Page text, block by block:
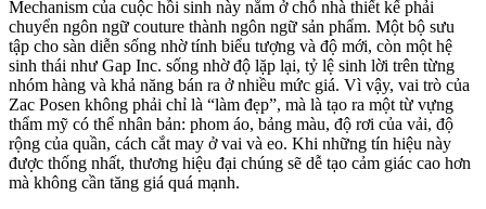
Mechanism của cuộc hồi sinh này nằm ở chỗ nhà thiết kế phải
chuyển ngôn ngữ couture thành ngôn ngữ sản phẩm. Một bộ sưu
tập cho sàn diễn sống nhờ tính biểu tượng và độ mới, còn một hệ
sinh thái như Gap Inc. sống nhờ độ lặp lại, tỷ lệ sinh lời trên từng
nhóm hàng và khả năng bán ra ở nhiều mức giá. Vì vậy, vai trò của
Zac Posen không phải chỉ là “làm đẹp”, mà là tạo ra một từ vựng
thẩm mỹ có thể nhân bản: phom áo, bảng màu, độ rơi của vải, độ
rộng của quần, cách cắt may ở vai và eo. Khi những tín hiệu này
được thống nhất, thương hiệu đại chúng sẽ dễ tạo cảm giác cao hơn
mà không cần tăng giá quá mạnh.